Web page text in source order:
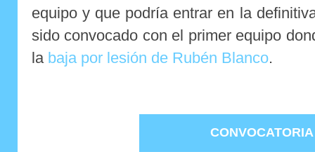
equipo y que podría entrar en la
sido convocado con el primer equipo
la baja por lesión de Rubén Blanco.
CONVOCATORIA